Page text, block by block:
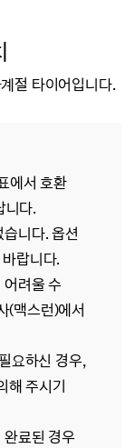
절 타이어입니다.
에서 호환
니다.
니다. 옵션
랍니다.
려울 수
(맥스런)에서
요하신 경우,
주시기
완료된 경우